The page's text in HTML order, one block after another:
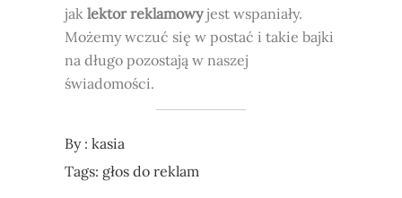
jaklektor reklamowyjest wspaniały.
Możemy wczuć się w postać i takie bajki
na długo pozostają w naszej
świadomości.
By :kasia
Tags: głos do reklam